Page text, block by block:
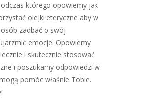
którego opowiemy jak
olejki eteryczne aby w
zadbać o swój
emocje. Opowiemy
i skutecznie stosować
i poszukamy odpowiedzi w
pomóc właśnie Tobie.